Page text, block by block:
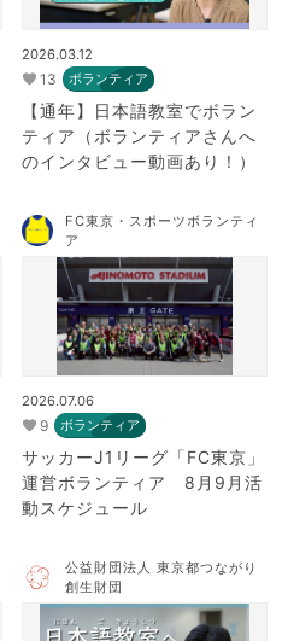
2026.03.12
13 ボランティア
【通年】日本語教室でボラン
ティア（ボランティアさんへ
のインタビュー動画あり！）
FC東京・スポーツボランティ
ア
2026.07.06
9 ボランティア
サッカーJ1リーグ「FC東京」
運営ボランティア 8月9月活
動スケジュール
公益財団法人 東京都つながり
創生財団